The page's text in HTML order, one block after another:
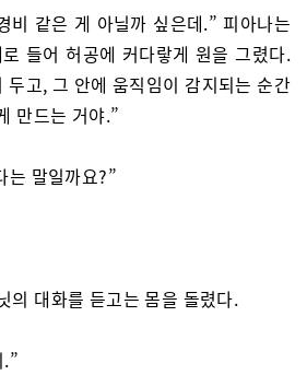
비 같은 게 아닐까 싶은데.” 피아나는
들어 허공에 커다랗게 원을 그렸다.
두고, 그 안에 움직임이 감지되는 순간
만드는 거야.”
는 말일까요?”
의 대화를 듣고는 몸을 돌렸다.